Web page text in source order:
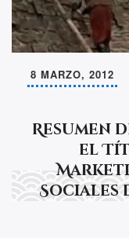
Resumen
el
Sociales
8 MARZO, 2012